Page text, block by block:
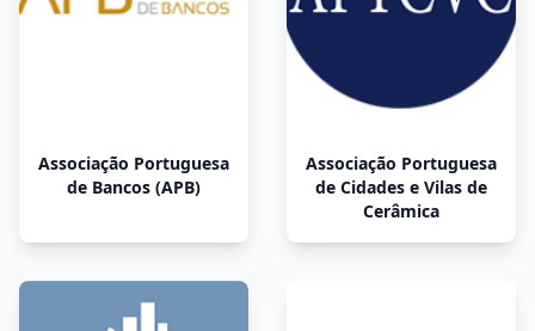
Associação Portuguesa
de Bancos (APB)
Associação Portuguesa
de Cidades e Vilas de
Cerâmica